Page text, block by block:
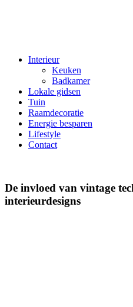
Interieur
Keuken
Badkamer
Lokale gidsen
Tuin
Raamdecoratie
Energie besparen
Lifestyle
Contact
De invloed van vintage
interieurdesigns